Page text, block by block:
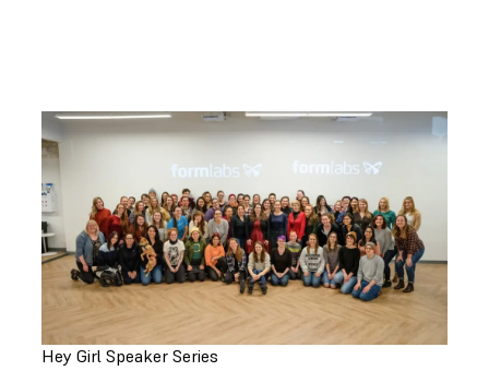
Hey Girl Speaker Series